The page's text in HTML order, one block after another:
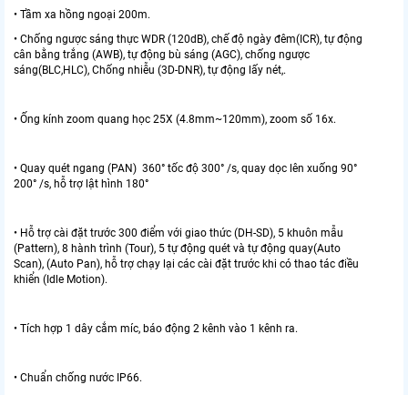
• Tầm xa hồng ngoại 200m.
• Chống ngược sáng thực WDR (120dB), chế độ ngày đêm(ICR), tự động
cân bằng trắng (AWB), tự động bù sáng (AGC), chống ngược
sáng(BLC,HLC), Chống nhiễu (3D-DNR), tự động lấy nét,.
• Ống kính zoom quang học 25X (4.8mm~120mm), zoom số 16x.
• Quay quét ngang (PAN) 360° tốc độ 300° /s, quay dọc lên xuống 90°
200° /s, hỗ trợ lật hình 180°
• Hỗ trợ cài đặt trước 300 điểm với giao thức (DH-SD), 5 khuôn mẫu
(Pattern), 8 hành trình (Tour), 5 tự động quét và tự động quay(Auto
Scan), (Auto Pan), hỗ trợ chạy lại các cài đặt trước khi có thao tác điều
khiển (Idle Motion).
• Tích hợp 1 dây cắm míc, báo động 2 kênh vào 1 kênh ra.
• Chuẩn chống nước IP66.